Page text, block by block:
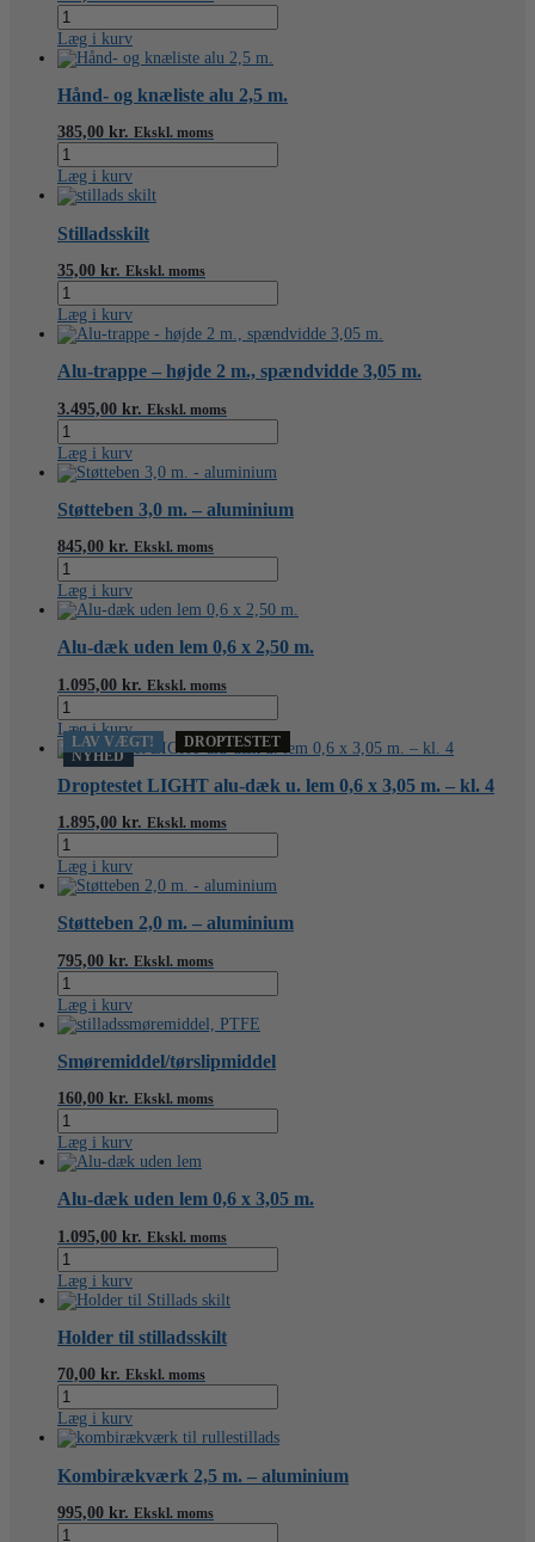
Skraldenøgle
m.
gaffel,
19-
22
mm.
antal
Læg i kurv
Hånd- og knæliste alu 2,5 m.
385,00 kr. Ekskl. moms
Hånd-
og
knæliste
alu
2,5
m.
antal
Læg i kurv
Stilladsskilt
35,00 kr. Ekskl. moms
Stilladsskilt
antal
Læg i kurv
Alu-trappe – højde 2 m., spændvidde 3,05 m.
3.495,00 kr. Ekskl. moms
Alu-
trappe
-
højde
2
m.,
spændvidde
3,05
m.
antal
Læg i kurv
Støtteben 3,0 m. – aluminium
845,00 kr. Ekskl. moms
Støtteben
3,0
m.
-
aluminium
antal
Læg i kurv
Alu-dæk uden lem 0,6 x 2,50 m.
1.095,00 kr. Ekskl. moms
Alu-
dæk
uden
lem
0,6
x
2,50
m.
antal
Læg i kurv
NYHED
LAV VÆGT! DROPTESTET
Droptestet LIGHT alu-dæk u. lem 0,6 x 3,05 m. – kl. 4
1.895,00 kr. Ekskl. moms
Droptestet
LIGHT
alu-
dæk
u.
lem
0,6
x
3,05
m.
–
kl.
4
antal
Læg i kurv
Støtteben 2,0 m. – aluminium
795,00 kr. Ekskl. moms
Støtteben
2,0
m.
-
aluminium
antal
Læg i kurv
Smøremiddel/tørslipmiddel
160,00 kr. Ekskl. moms
Smøremiddel/tørslipmiddel
antal
Læg i kurv
Alu-dæk uden lem 0,6 x 3,05 m.
1.095,00 kr. Ekskl. moms
Alu-
dæk
uden
lem
0,6
x
3,05
m.
antal
Læg i kurv
Holder til stilladsskilt
70,00 kr. Ekskl. moms
Holder
til
stilladsskilt
antal
Læg i kurv
Kombirækværk 2,5 m. – aluminium
995,00 kr. Ekskl. moms
Kombirækværk